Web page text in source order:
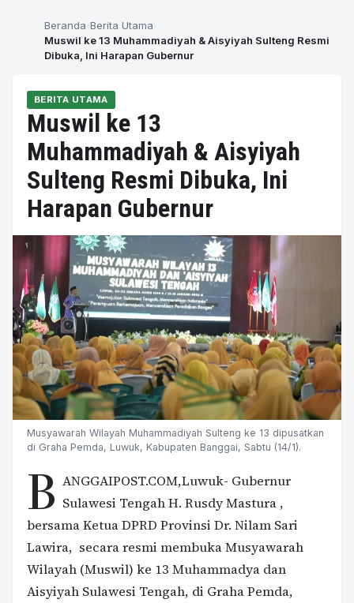
Beranda Berita Utama
Muswil ke 13 Muhammadiyah & Aisyiyah Sulteng Resmi
Dibuka, Ini Harapan Gubernur
BERITA UTAMA
Muswil ke 13
Muhammadiyah & Aisyiyah
Sulteng Resmi Dibuka, Ini
Harapan Gubernur
Musyawarah Wilayah Muhammadiyah Sulteng ke 13 dipusatkan
di Graha Pemda, Luwuk, Kabupaten Banggai, Sabtu (14/1).
B ANGGAIPOST.COM,Luwuk- Gubernur
Sulawesi Tengah H. Rusdy Mastura ,
bersama Ketua DPRD Provinsi Dr. Nilam Sari
Lawira, secara resmi membuka Musyawarah
Wilayah (Muswil) ke 13 Muhammadya dan
Aisyiyah Sulawesi Tengah, di Graha Pemda,